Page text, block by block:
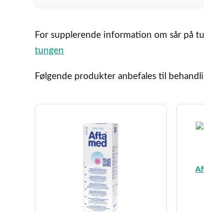
For supplerende information om sår på
tungen
Følgende produkter anbefales til